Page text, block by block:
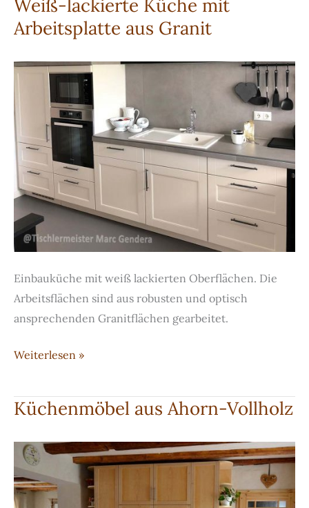
aus
Lärchenholz
Weiß-lackierte Küche mit
Arbeitsplatte aus Granit
Einbauküche mit weiß lackierten Oberflächen. Die
Arbeitsflächen sind aus robusten und optisch
ansprechenden Granitflächen gearbeitet.
Weiß-
Küche
mit
aus
Granit
Weiterlesen »
Küchenmöbel aus Ahorn-Vollholz